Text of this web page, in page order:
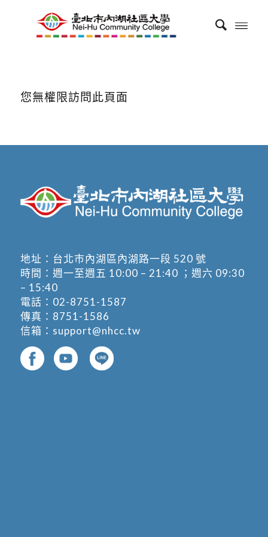
您無權限訪問此頁面
地址： 台北市內湖區內湖路一段 520 號
時間：週一至週五 10:00 – 21:40 ；週六 09:30
– 15:40
電話： 02-8751-1587
傳真：8751-1586
信箱： support@nhcc.tw